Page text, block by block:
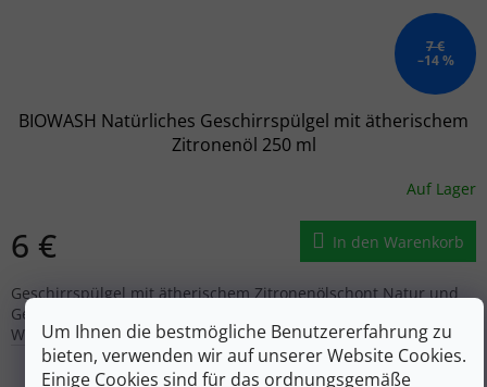
Um Ihnen die bestmögliche Benutzererfahrung zu
bieten, verwenden wir auf unserer Website Cookies.
Einige Cookies sind für das ordnungsgemäße
7 €
–14 %
BIOWASH Natürliches Geschirrspülgel mit ätherischem
Zitronenöl 250 ml
Auf Lager
6 € In den Warenkorb
Geschirrspülgel mit ätherischem Zitronenölschont Natur und
Geld, natürlich, ökologisch, für Allergiker geeignetnatürliche
Waschkraft, schont die Natur und Ihre Kleidung